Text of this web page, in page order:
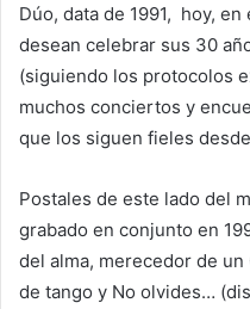
Dúo, data de 1991, hoy,
desean celebrar sus 30
(siguiendo los protocolos
muchos conciertos y
que los siguen fieles
Postales de este lado del
grabado en conjunto en
del alma, merecedor de
de tango y No olvides…